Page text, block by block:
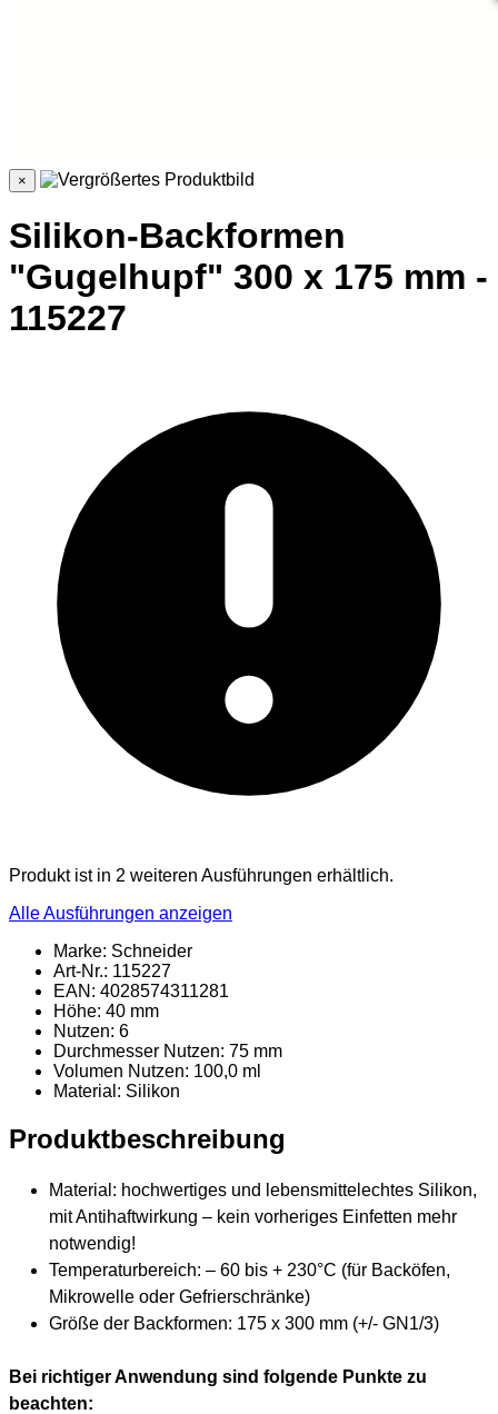
×
Silikon-Backformen
"Gugelhupf" 300 x 175 mm -
115227
Produkt ist in 2 weiteren Ausführungen erhältlich.
Alle Ausführungen anzeigen
Marke: Schneider
Art-Nr.: 115227
EAN: 4028574311281
Höhe: 40 mm
Nutzen: 6
Durchmesser Nutzen: 75 mm
Volumen Nutzen: 100,0 ml
Material : Silikon
Produktbeschreibung
Material: hochwertiges und lebensmittelechtes Silikon,
mit Antihaftwirkung – kein vorheriges Einfetten mehr
notwendig!
Temperaturbereich: – 60 bis + 230°C (für Backöfen,
Mikrowelle oder Gefrierschränke)
Größe der Backformen: 175 x 300 mm (+/- GN1/3)
Bei richtiger Anwendung sind folgende Punkte zu
beachten: